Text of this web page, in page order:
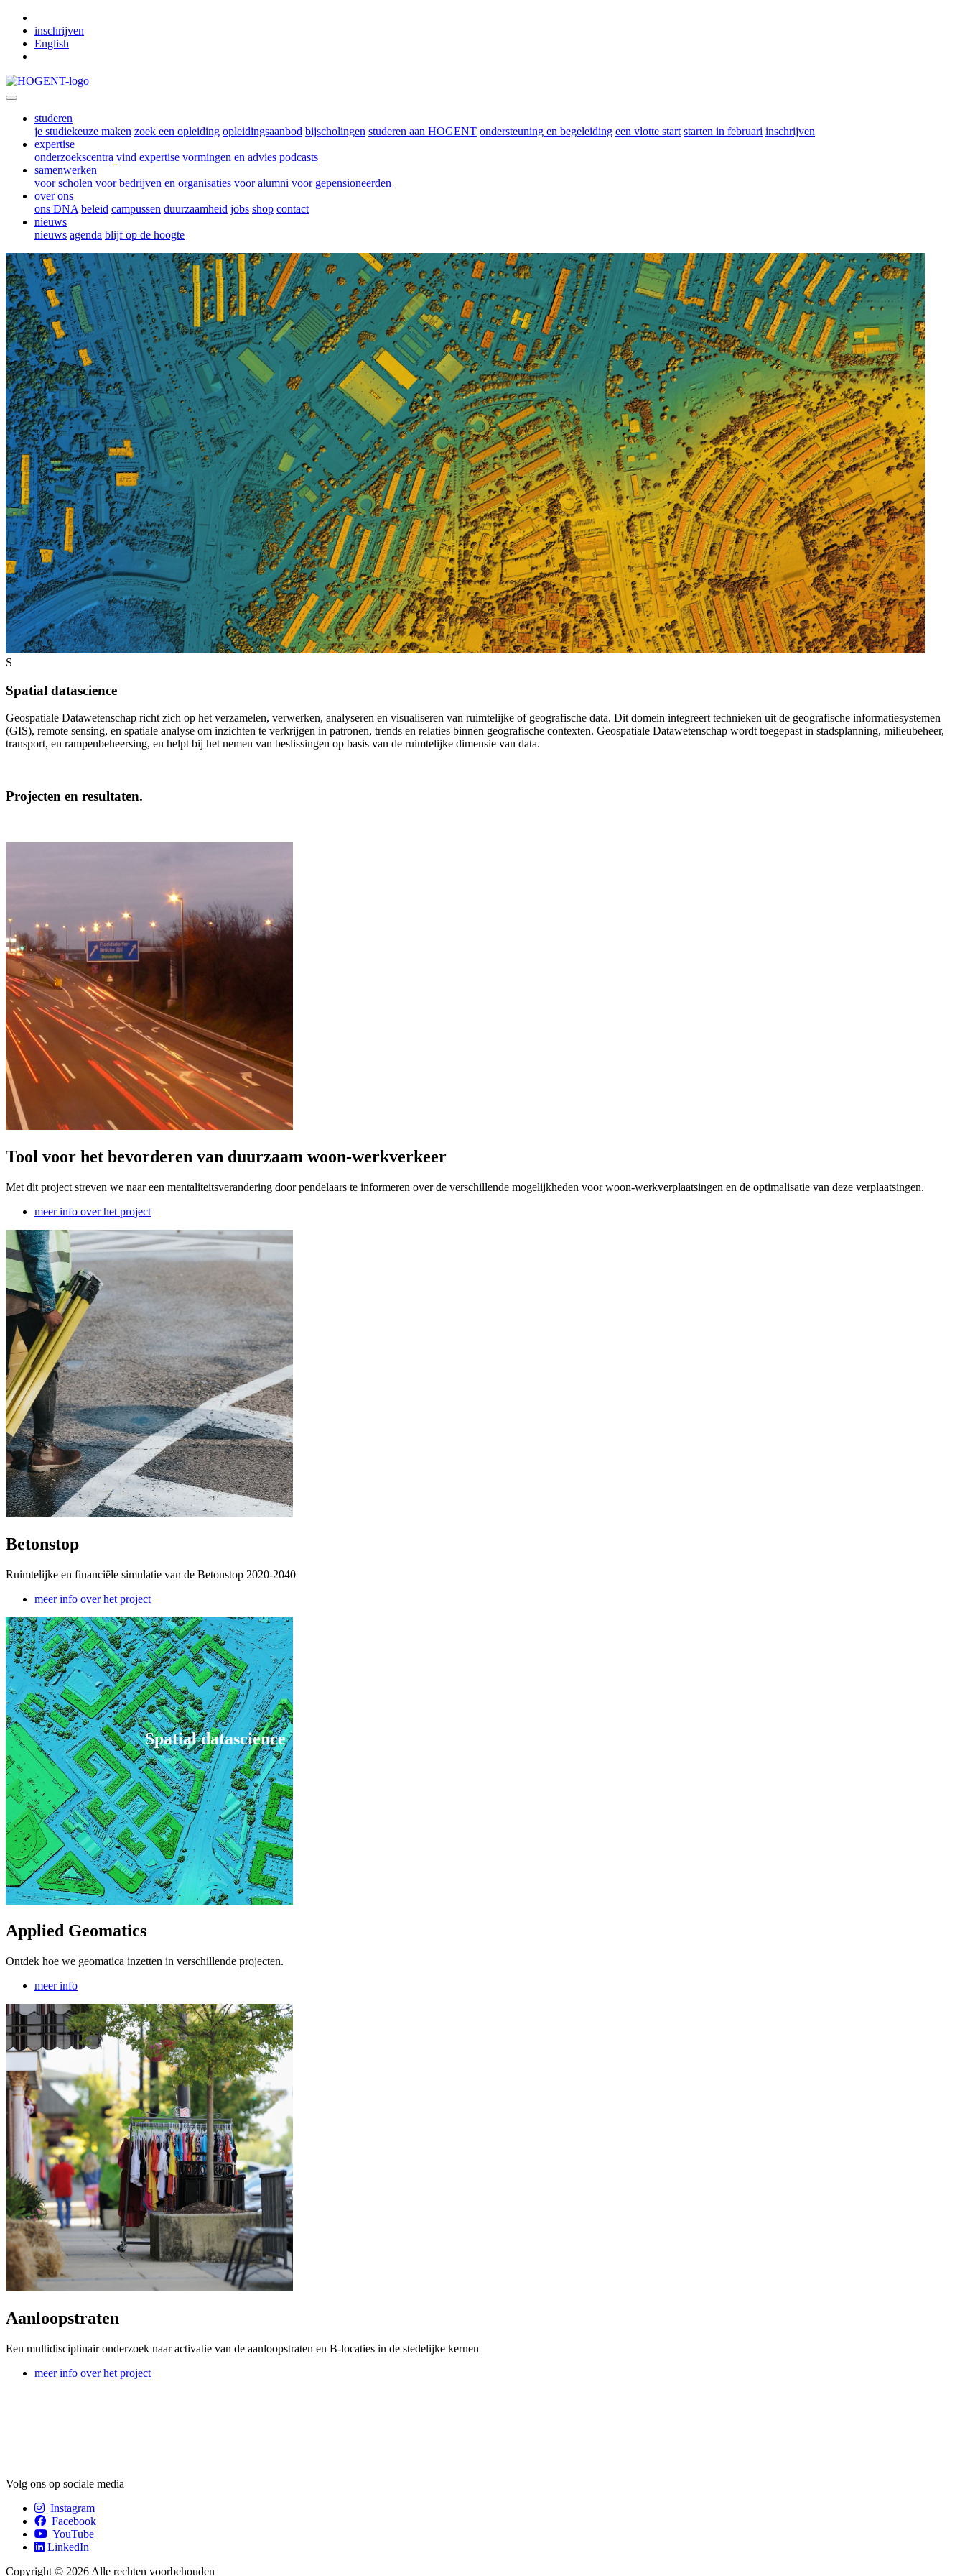
inschrijven
English
studeren
je studiekeuze maken zoek een opleiding opleidingsaanbod bijscholingen studeren aan HOGENT ondersteuning en begeleiding een vlotte start starten in februari inschrijven
expertise
onderzoekscentra vind expertise vormingen en advies podcasts
samenwerken
voor scholen voor bedrijven en organisaties voor alumni voor gepensioneerden
over ons
ons DNA beleid campussen duurzaamheid jobs shop contact
nieuws
nieuws agenda blijf op de hoogte
Spatial datascience
S
Spatial datascience
Geospatiale Datawetenschap richt zich op het verzamelen, verwerken, analyseren en visualiseren van ruimtelijke of geografische data. Dit domein integreert technieken uit de geografische informatiesystemen
(GIS), remote sensing, en spatiale analyse om inzichten te verkrijgen in patronen, trends en relaties binnen geografische contexten. Geospatiale Datawetenschap wordt toegepast in stadsplanning, milieubeheer,
transport, en rampenbeheersing, en helpt bij het nemen van beslissingen op basis van de ruimtelijke dimensie van data.
Projecten en resultaten.
Tool voor het bevorderen van duurzaam woon-werkverkeer
Met dit project streven we naar een mentaliteitsverandering door pendelaars te informeren over de verschillende mogelijkheden voor woon-werkverplaatsingen en de optimalisatie van deze verplaatsingen.
meer info over het project
Betonstop
Ruimtelijke en financiële simulatie van de Betonstop 2020-2040
meer info over het project
Applied Geomatics
Ontdek hoe we geomatica inzetten in verschillende projecten.
meer info
Aanloopstraten
Een multidisciplinair onderzoek naar activatie van de aanloopstraten en B-locaties in de stedelijke kernen
meer info over het project
Volg ons op sociale media
Instagram
Facebook
YouTube
LinkedIn
Copyright © 2026 Alle rechten voorbehouden